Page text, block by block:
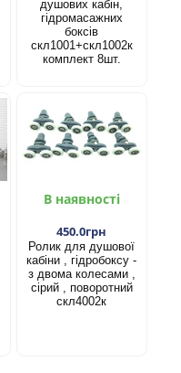
душових кабін,
гідромасажних
боксів
скл1001+скл1002к
комплект 8шт.
В наявності
450.0грн
Ролик для душової
кабіни , гідробоксу -
з двома колесами ,
сірий , поворотний
скл4002к